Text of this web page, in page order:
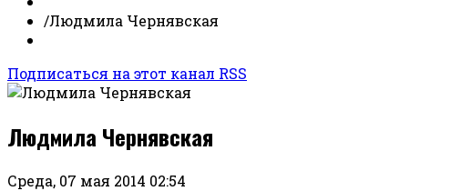
/Людмила Чернявская
Подписаться на этот канал RSS
Людмила Чернявская
Среда, 07 мая 2014 02:54